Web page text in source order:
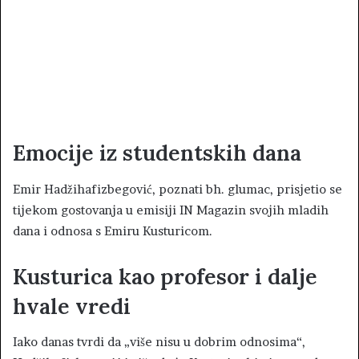
Emocije iz studentskih dana
Emir Hadžihafizbegović, poznati bh. glumac, prisjetio se
tijekom gostovanja u emisiji IN Magazin svojih mladih
dana i odnosa s Emiru Kusturicom.
Kusturica kao profesor i dalje
hvale vredi
Iako danas tvrdi da „više nisu u dobrim odnosima“,